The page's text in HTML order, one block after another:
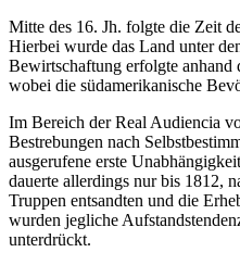
Mitte des 16. Jh. folgte die Zeit
Hierbei wurde das Land unter
Bewirtschaftung erfolgte anhand
wobei die südamerikanische
Im Bereich der Real Audiencia
Bestrebungen nach
ausgerufene erste
dauerte allerdings nur bis 1812,
Truppen entsandten und die
wurden jegliche
unterdrückt.